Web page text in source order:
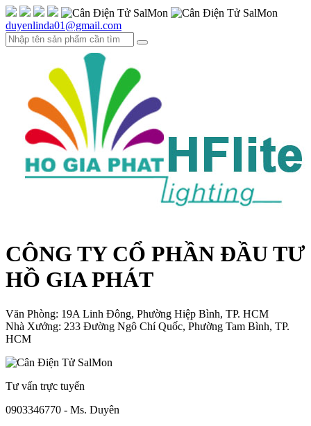
duyenlinda01@gmail.com
CÔNG TY CỔ PHẦN ĐẦU TƯ
HỒ GIA PHÁT
Văn Phòng: 19A Linh Đông, Phường Hiệp Bình, TP. HCM
Nhà Xưởng: 233 Đường Ngô Chí Quốc, Phường Tam Bình, TP.
HCM
Tư vấn trực tuyến
0903346770 - Ms. Duyên